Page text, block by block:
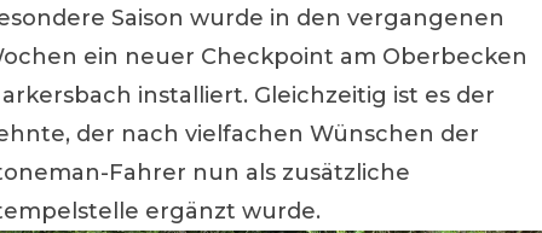
Saison wurde in den vergangenen
ein neuer Checkpoint am Oberbecken
installiert. Gleichzeitig ist es der
der nach vielfachen Wünschen der
Fahrer nun als zusätzliche
ergänzt wurde.